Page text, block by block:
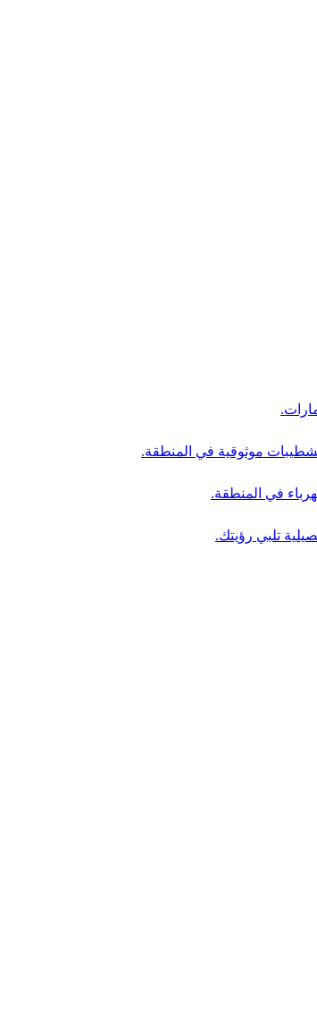
موثوقية في المنطقة.
في المنطقة.
تلبي رؤيتك.